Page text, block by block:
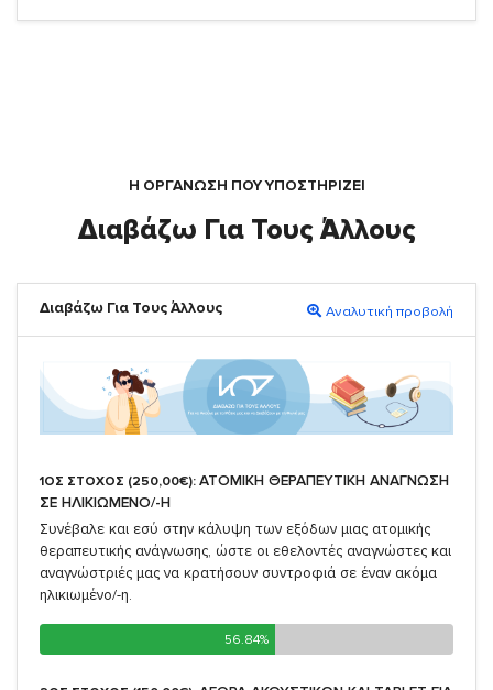
Η ΟΡΓΆΝΩΣΗ ΠΟΥ ΥΠΟΣΤΗΡΙΖΕΙ
Διαβάζω Για Τους Άλλους
Διαβάζω Για Τους Άλλους Αναλυτική προβολή
1ΟΣ ΣΤΟΧΟΣ (250,00€): ΑΤΟΜΙΚΗ ΘΕΡΑΠΕΥΤΙΚΗ ΑΝΑΓΝΩΣΗ
ΣΕ ΗΛΙΚΙΩΜΕΝΟ/-Η
Συνέβαλε και εσύ στην κάλυψη των εξόδων μιας ατομικής
θεραπευτικής ανάγνωσης, ώστε οι εθελοντές αναγνώστες και
αναγνώστριές μας να κρατήσουν συντροφιά σε έναν ακόμα
ηλικιωμένο/-η.
56.84%
56.84%